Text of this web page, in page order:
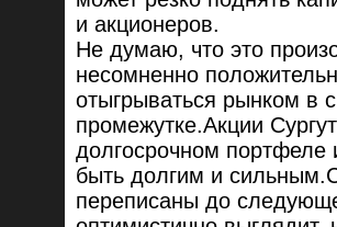
и акционеров.
Не думаю, что это
несомненно
отыгрываться рынком в
промежутке.Акции
долгосрочном портфеле
быть долгим и
переписаны до